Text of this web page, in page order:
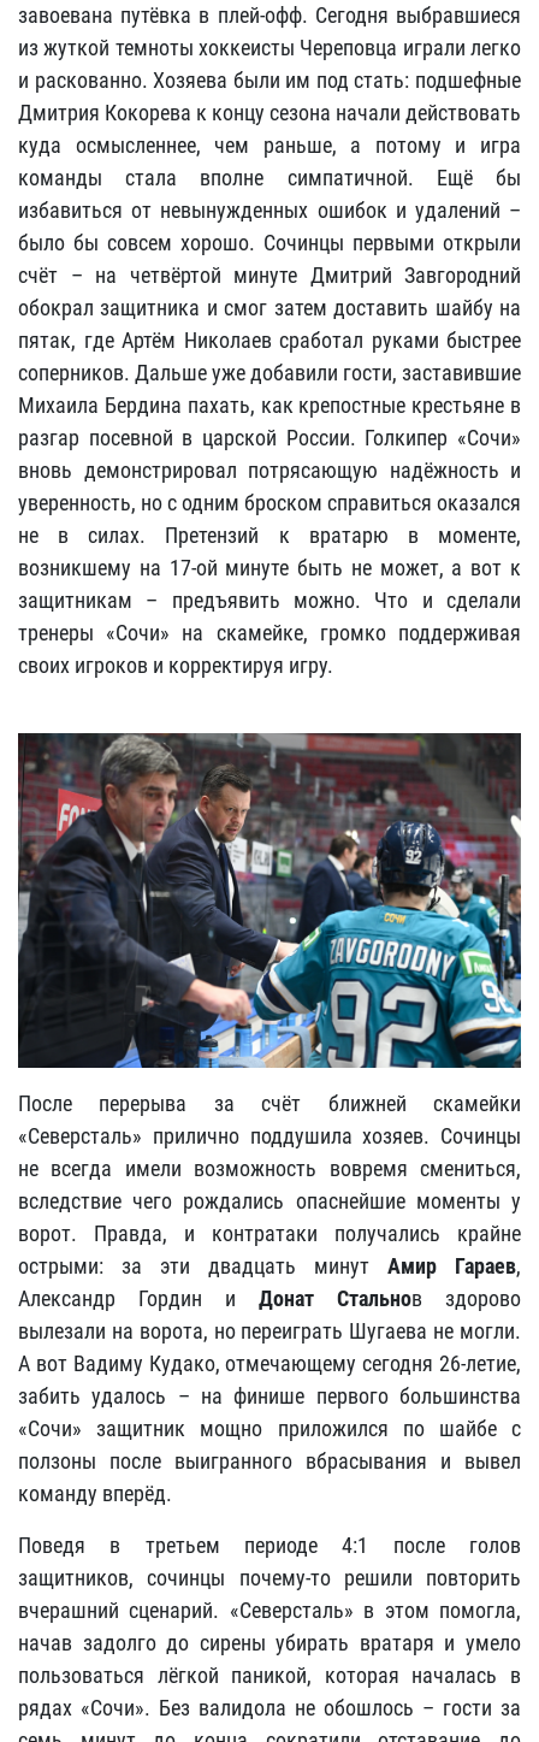
завоевана путёвка в плей-офф. Сегодня выбравшиеся
из жуткой темноты хоккеисты Череповца играли легко
и раскованно. Хозяева были им под стать: подшефные
Дмитрия Кокорева к концу сезона начали действовать
куда осмысленнее, чем раньше, а потому и игра
команды стала вполне симпатичной. Ещё бы
избавиться от невынужденных ошибок и удалений –
было бы совсем хорошо. Сочинцы первыми открыли
счёт – на четвёртой минуте Дмитрий Завгородний
обокрал защитника и смог затем доставить шайбу на
пятак, где Артём Николаев сработал руками быстрее
соперников. Дальше уже добавили гости, заставившие
Михаила Бердина пахать, как крепостные крестьяне в
разгар посевной в царской России. Голкипер «Сочи»
вновь демонстрировал потрясающую надёжность и
уверенность, но с одним броском справиться оказался
не в силах. Претензий к вратарю в моменте,
возникшему на 17-ой минуте быть не может, а вот к
защитникам – предъявить можно. Что и сделали
тренеры «Сочи» на скамейке, громко поддерживая
своих игроков и корректируя игру.
После перерыва за счёт ближней скамейки
«Северсталь» прилично поддушила хозяев. Сочинцы
не всегда имели возможность вовремя смениться,
вследствие чего рождались опаснейшие моменты у
ворот. Правда, и контратаки получались крайне
острыми: за эти двадцать минут Амир Гараев,
Александр Гордин и Донат Стальнов здорово
вылезали на ворота, но переиграть Шугаева не могли.
А вот Вадиму Кудако, отмечающему сегодня 26-летие,
забить удалось – на финише первого большинства
«Сочи» защитник мощно приложился по шайбе с
ползоны после выигранного вбрасывания и вывел
команду вперёд.
Поведя в третьем периоде 4:1 после голов
защитников, сочинцы почему-то решили повторить
вчерашний сценарий. «Северсталь» в этом помогла,
начав задолго до сирены убирать вратаря и умело
пользоваться лёгкой паникой, которая началась в
рядах «Сочи». Без валидола не обошлось – гости за